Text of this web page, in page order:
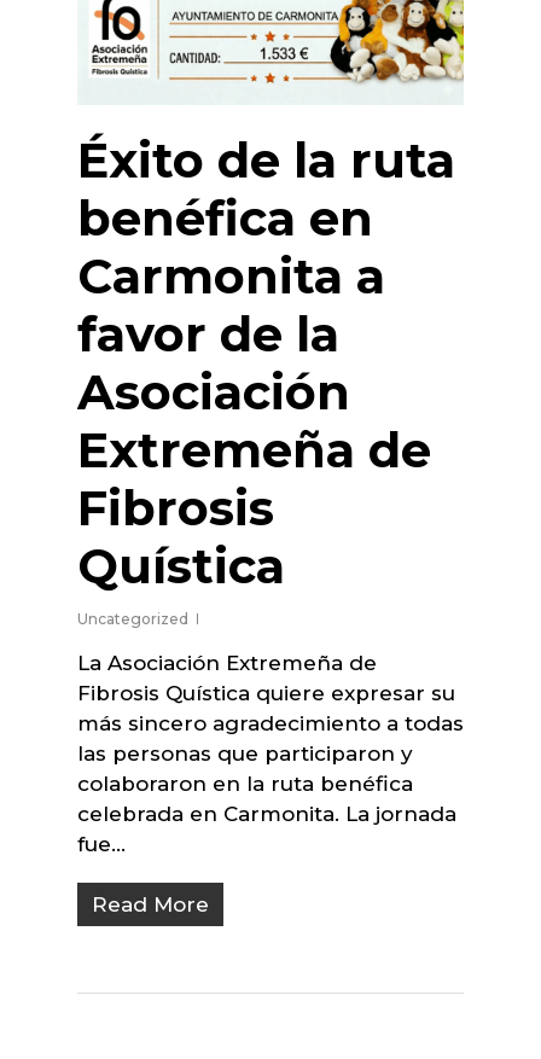
Éxito de la ruta
benéfica en
Carmonita a
favor de la
Asociación
Extremeña de
Fibrosis
Quística
Uncategorized
La Asociación Extremeña de
Fibrosis Quística quiere expresar su
más sincero agradecimiento a todas
las personas que participaron y
colaboraron en la ruta benéfica
celebrada en Carmonita. La jornada
fue…
Read More